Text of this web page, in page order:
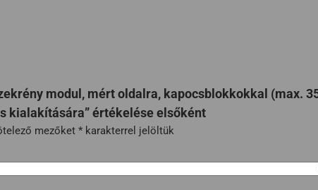
modul, mért oldalra, kapocsblokkokkal (max.
kialakítására” értékelése elsőként
mezőket * karakterrel jelöltük